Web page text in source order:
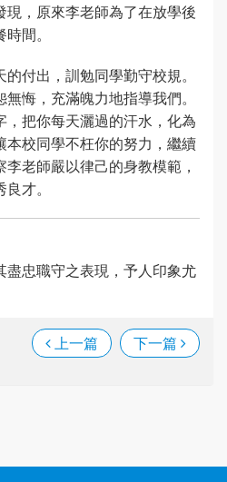
，原來李老師為了在放學後
間。
付出，訓勉同學勤守校規。
悔，充滿魄力地指導我們。
把你每天灑過的汗水，化為
本校同學不枉你的努力，繼續
老師嚴以律己的身教模範，
才。
盡忠職守之表現，予人印象尤
上一篇 下一篇